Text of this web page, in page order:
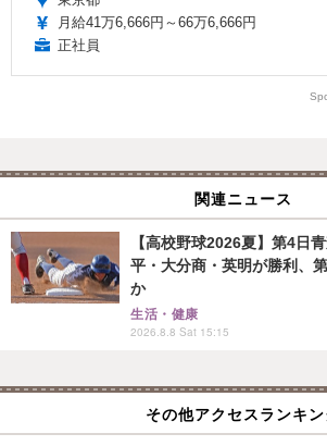
月給41万6,666円～66万6,666円
正社員
関連ニュース
【高校野球2026夏】第4日
平・大分商・英明が勝利、
か
生活・健康
2026.8.8 Sat 15:15
その他アクセスランキ